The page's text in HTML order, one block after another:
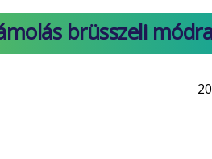
brüsszeli